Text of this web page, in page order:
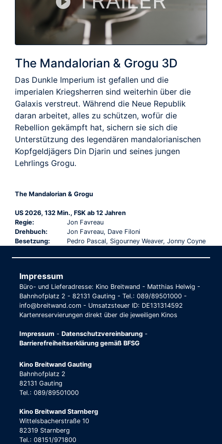
The Mandalorian & Grogu 3D
Das Dunkle Imperium ist gefallen und die
imperialen Kriegsherren sind weiterhin über die
Galaxis verstreut. Während die Neue Republik
daran arbeitet, alles zu schützen, wofür die
Rebellion gekämpft hat, sichern sie sich die
Unterstützung des legendären mandalorianischen
Kopfgeldjägers Din Djarin und seines jungen
Lehrlings Grogu.
The Mandalorian & Grogu
US 2026, 132 Min., FSK ab 12 Jahren
Regie:
Jon Favreau
Drehbuch:
Jon Favreau, Dave Filoni
Besetzung:
Pedro Pascal, Sigourney Weaver, Jonny Coyne
Impressum
Büro- und Lieferadresse: Kino Breitwand - Matthias Helwig -
Bahnhofplatz 2 - 82131 Gauting - Tel.: 089/89501000 -
info@breitwand.com - Umsatzsteuer ID: DE131314592
Kartenreservierungen direkt über die jeweiligen Kinos
Impressum - Datenschutzvereinbarung -
Barrierefreiheitserklärung gemäß BFSG
Kino Breitwand Gauting
Bahnhofplatz 2
82131 Gauting
Tel.: 089/89501000
Kino Breitwand Starnberg
Wittelsbacherstraße 10
82319 Starnberg
Tel.: 08151/971800